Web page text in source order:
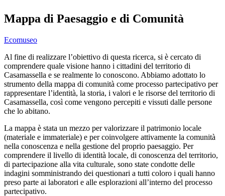
Mappa di Paesaggio e di Comunità
Ecomuseo
Al fine di realizzare l’obiettivo di questa ricerca, si è cercato di
comprendere quale visione hanno i cittadini del territorio di
Casamassella e se realmente lo conoscono. Abbiamo adottato lo
strumento della mappa di comunità come processo partecipativo per
rappresentare l’identità, la storia, i valori e le risorse del territorio di
Casamassella, così come vengono percepiti e vissuti dalle persone
che lo abitano.
La mappa è stata un mezzo per valorizzare il patrimonio locale
(materiale e immateriale) e per coinvolgere attivamente la comunità
nella conoscenza e nella gestione del proprio paesaggio. Per
comprendere il livello di identità locale, di conoscenza del territorio,
di partecipazione alla vita culturale, sono state condotte delle
indagini somministrando dei questionari a tutti coloro i quali hanno
preso parte ai laboratori e alle esplorazioni all’interno del processo
partecipativo.